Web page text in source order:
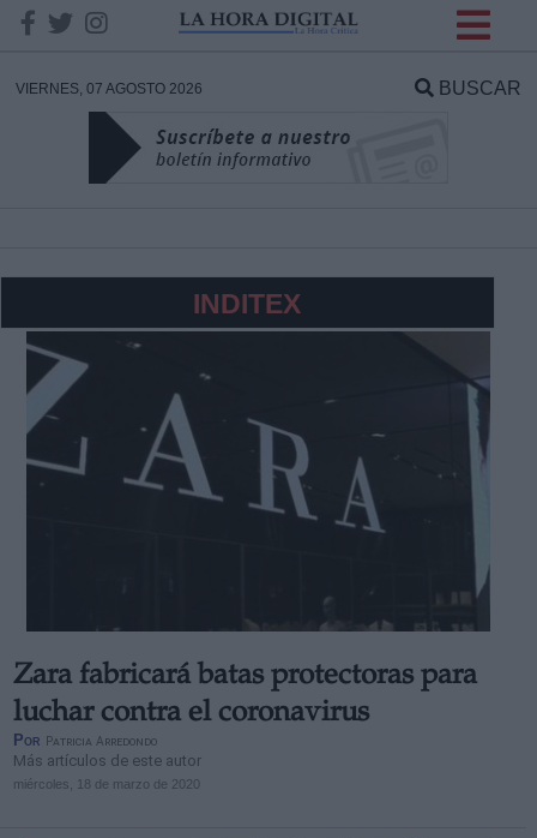
VIERNES, 07 AGOSTO 2026 BUSCAR
INDITEX
Zara fabricará batas protectoras para
luchar contra el coronavirus
Por Patricia Arredondo
Más artículos de este autor
miércoles, 18 de marzo de 2020
DATOS
Responsable:
Legitimación:
Destinatarios:
Derechos: